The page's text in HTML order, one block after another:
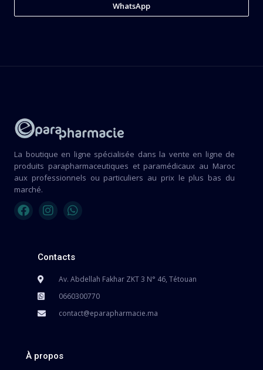
WhatsApp
La boutique en ligne spécialisée dans la vente en ligne de
produits parapharmaceutiques et paramédicaux au Maroc
aux professionnels ou particuliers au prix le plus bas du
marché.
Contacts
Av. Abdellah Fakhar ZKT 3 N° 46, Tétouan
0660300770
contact@eparapharmacie.ma
À propos